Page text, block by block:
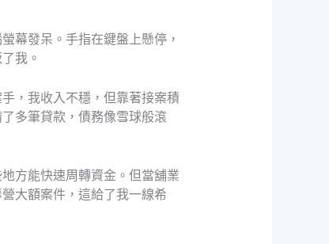
幕發呆。手指在鍵盤上懸停，
我。
，我收入不穩，但靠著接案積
多筆貸款，債務像雪球般滾
方能快速周轉資金。但當舖業
大額案件，這給了我一線希